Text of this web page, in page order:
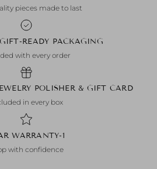
pieces made to last
READY PACKAGING
with every order
POLISHER & GIFT CARD
in every box
1-YEAR WARRANTY
with confidence